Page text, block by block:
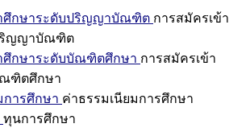
ศึกษาระดับปริญญาบัณฑิต การสมัครเข้า
ริญญาบัณฑิต
ศึกษาระดับบัณฑิตศึกษา การสมัครเข้า
ฑิตศึกษา
การศึกษา ค่าธรรมเนียมการศึกษา
ทุนการศึกษา